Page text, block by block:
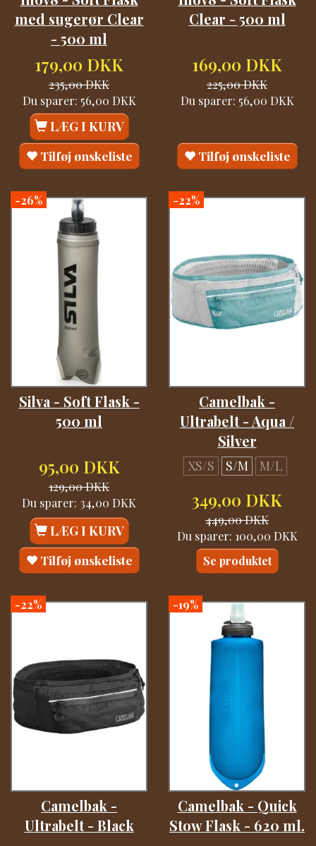
med sugerør Clear
- 500 ml
179,00 DKK
235,00 DKK
Du sparer: 56,00 DKK
LÆG I KURV
Tilføj ønskeliste
Clear - 500 ml
169,00 DKK
225,00 DKK
Du sparer: 56,00 DKK
Tilføj ønskeliste
-26%
Silva - Soft Flask -
500 ml
95,00 DKK
129,00 DKK
Du sparer: 34,00 DKK
LÆG I KURV
Tilføj ønskeliste
-22%
Camelbak -
Ultrabelt - Aqua /
Silver
XS/S S/M M/L
349,00 DKK
449,00 DKK
Du sparer: 100,00 DKK
Se produktet
-22%
Camelbak -
Ultrabelt - Black
-19%
Camelbak - Quick
Stow Flask - 620 ml.